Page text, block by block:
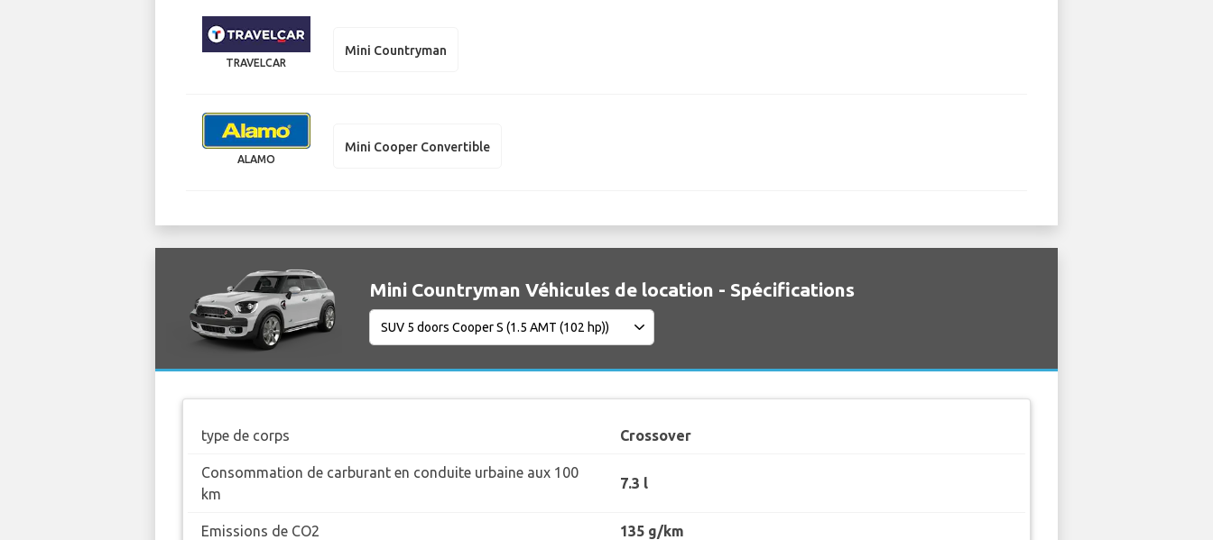
TRAVELCAR
Mini Countryman
ALAMO
Mini Cooper Convertible
Mini Countryman Véhicules de location - Spécifications
type de corps Crossover
Consommation de carburant en conduite urbaine aux 100
km
7.3 l
Emissions de CO2 135 g/km